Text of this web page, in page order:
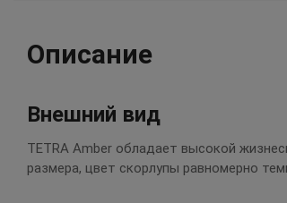
Описание
Внешний вид
TETRA Amber обладает высокой
размера, цвет скорлупы равномерно